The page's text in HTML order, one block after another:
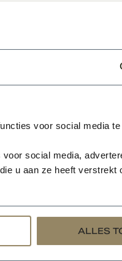
voor social media
social media,
u aan ze heeft verstrekt
ALLES
verrijkt met subtiele
zorgt voor
en handvorm
bij de Kempische
driekwartstenen in de
het